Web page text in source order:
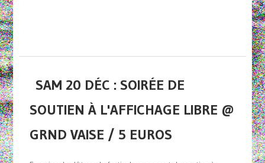
SAM 20 DÉC : SOIRÉE DE
SOUTIEN À L'AFFICHAGE LIBRE @
GRND VAISE / 5 EUROS